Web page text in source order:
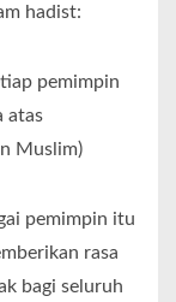
hadist:
pemimpin
atas
Muslim)
pemimpin itu
rasa
bagi seluruh